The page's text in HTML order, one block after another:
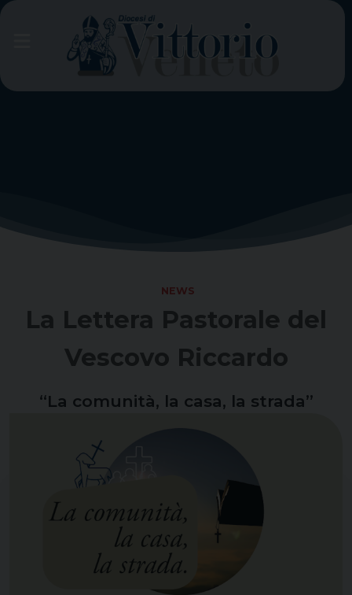
Skip
NEWS
La Lettera Pastorale del
Vescovo Riccardo
“La comunità, la casa, la strada”